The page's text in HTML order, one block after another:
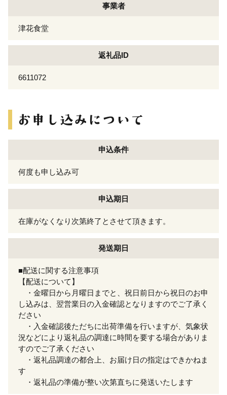
事業者
津花食堂
返礼品ID
6611072
申込条件
何度も申し込み可
申込期日
在庫がなくなり次第終了とさせて頂きます。
発送期日
■配送に関する注意事項
【配送について】
・金曜日から月曜日までと、祝日前日から祝日のお申
し込みは、翌営業日の入金確認となりますのでご了承く
ださい
・入金確認後ただちに出荷準備を行いますが、気象状
況などにより返礼品の調達に時間を要する場合がありま
すのでご了承ください
・返礼品調達の都合上、お届け日の指定はできかねま
す
・返礼品の準備が整い次第直ちに発送いたします